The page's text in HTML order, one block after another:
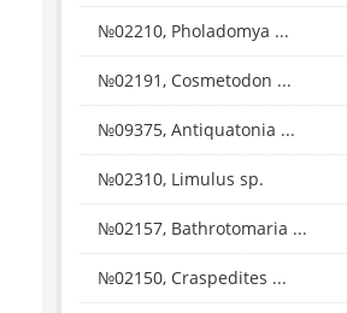
№02210, Pholadomya ...
№02191, Cosmetodon ...
№09375, Antiquatonia ...
№02310, Limulus sp.
№02157, Bathrotomaria ...
№02150, Craspedites ...